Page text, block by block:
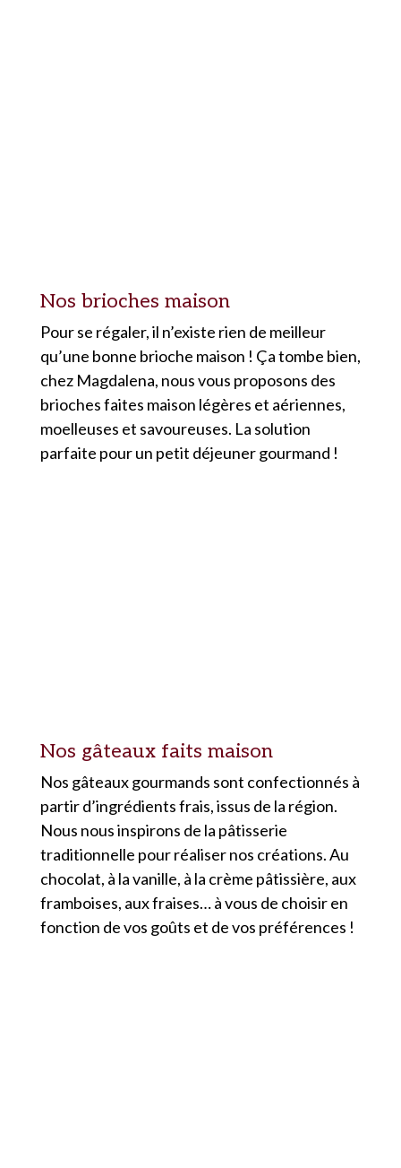
Nos brioches maison
Pour se régaler, il n’existe rien de meilleur
qu’une bonne brioche maison ! Ça tombe bien,
chez Magdalena, nous vous proposons des
brioches faites maison légères et aériennes,
moelleuses et savoureuses. La solution
parfaite pour un petit déjeuner gourmand !
Nos gâteaux faits maison
Nos gâteaux gourmands sont confectionnés à
partir d’ingrédients frais, issus de la région.
Nous nous inspirons de la pâtisserie
traditionnelle pour réaliser nos créations. Au
chocolat, à la vanille, à la crème pâtissière, aux
framboises, aux fraises… à vous de choisir en
fonction de vos goûts et de vos préférences !